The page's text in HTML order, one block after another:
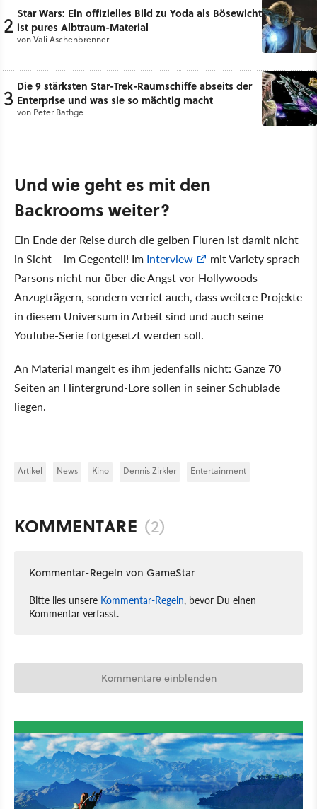
2 Star Wars: Ein offizielles Bild zu Yoda als Bösewicht
ist pures Albtraum-Material
vonVali Aschenbrenner
3 Die 9 stärksten Star-Trek-Raumschiffe abseits der
Enterprise und was sie so mächtig macht
von Peter Bathge
Und wie geht es mit den
Backrooms weiter?
Ein Ende der Reise durch die gelben Fluren ist damit nicht
in Sicht – im Gegenteil! Im Interview
mit Variety sprach
Parsons nicht nur über die Angst vor Hollywoods
Anzugträgern, sondern verriet auch, dass weitere Projekte
in diesem Universum in Arbeit sind und auch seine
YouTube-Serie fortgesetzt werden soll.
An Material mangelt es ihm jedenfalls nicht: Ganze 70
Seiten an Hintergrund-Lore sollen in seiner Schublade
liegen.
Artikel News Kino Dennis Zirkler Entertainment
KOMMENTARE (2)
Kommentar-Regeln von GameStar
Bitte lies unsere Kommentar-Regeln, bevor Du einen
Kommentar verfasst.
Kommentare einblenden